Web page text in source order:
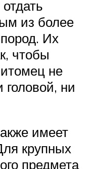
из более
Их
чтобы
не
головой, ни
имеет
крупных
предмета